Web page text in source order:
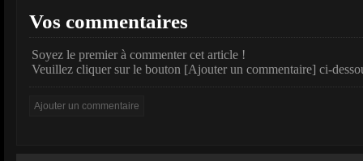
Vos commentaires
Soyez le premier à commenter cet article !
Veuillez cliquer sur le bouton [Ajouter un commentaire] ci-